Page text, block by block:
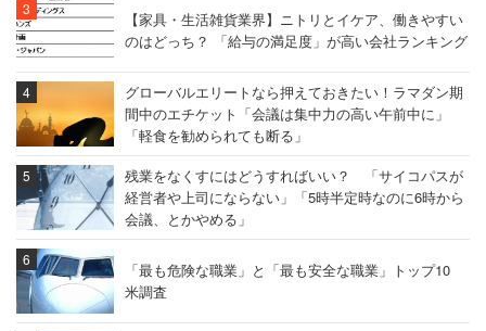
【家具・生活雑貨業界】ニトリとイケア、働きやすい
のはどっち？ 「給与の満足度」が高い会社ランキング
グローバルエリートなら押えておきたい！ラマダン期
間中のエチケット「会議は集中力の高い午前中に」
「軽食を勧められても断る」
残業をなくすにはどうすればいい？ 「サイコパスが
経営者や上司にならない」「5時半定時なのに6時から
会議、とかやめる」
「最も危険な職業」と「最も安全な職業」トップ10
米調査